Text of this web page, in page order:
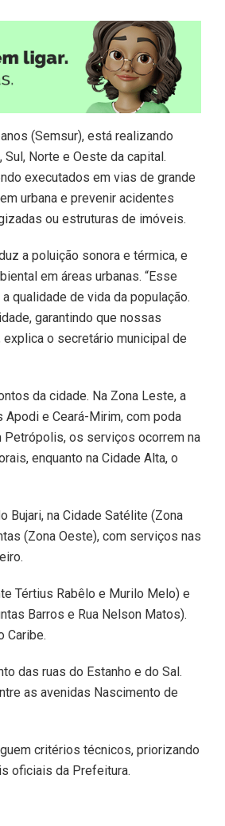
(Semsur), está realizando
Norte e Oeste da capital.
executados em vias de grande
urbana e prevenir acidentes
ou estruturas de imóveis.
a poluição sonora e térmica, e
em áreas urbanas. “Esse
qualidade de vida da população.
garantindo que nossas
o secretário municipal de
da cidade. Na Zona Leste, a
Apodi e Ceará-Mirim, com poda
Petrópolis, os serviços ocorrem na
enquanto na Cidade Alta, o
Bujari, na Cidade Satélite (Zona
(Zona Oeste), com serviços nas
Tértius Rabêlo e Murilo Melo) e
Barros e Rua Nelson Matos).
Caribe.
das ruas do Estanho e do Sal.
as avenidas Nascimento de
critérios técnicos, priorizando
oficiais da Prefeitura.